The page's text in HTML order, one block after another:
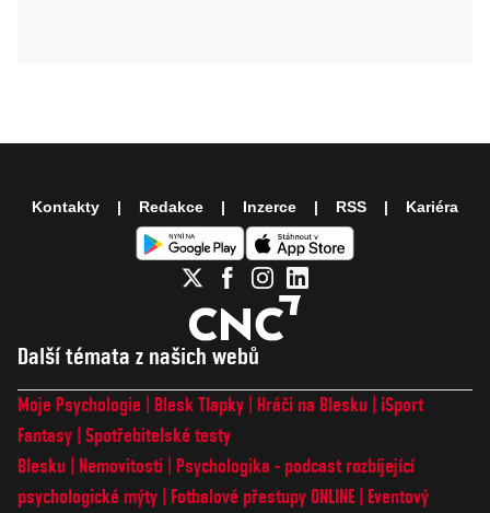
Další témata z našich webů
Moje Psychologie Blesk Tlapky Hráči na Blesku
iSport
Fantasy Spotřebitelské testy
Blesku
Nemovitosti
Psychologika - podcast rozbíjející
psychologické mýty
Fotbalové přestupy ONLINE
Eventový
Kontakty Redakce Inzerce RSS Kariéra